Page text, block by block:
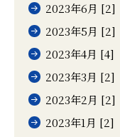
2023年6月 [2]
2023年5月 [2]
2023年4月 [4]
2023年3月 [2]
2023年2月 [2]
2023年1月 [2]